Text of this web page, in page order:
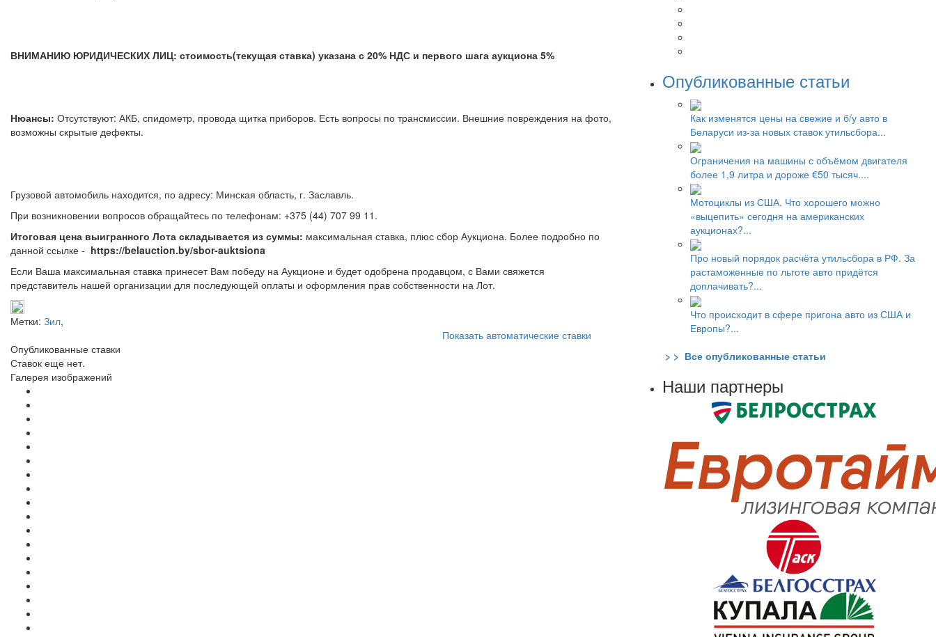
ВНИМАНИЮ ЮРИДИЧЕСКИХ ЛИЦ: стоимость(текущая ставка) указана с 20% НДС и первого шага аукциона 5%
Нюансы: Отсутствуют: АКБ, спидометр, провода щитка приборов. Есть вопросы по трансмиссии. Внешние повреждения на фото,
возможны скрытые дефекты.
Грузовой автомобиль находится, по адресу: Минская область, г. Заславль.
При возникновении вопросов обращайтесь по телефонам: +375 (44) 707 99 11.
Итоговая цена выигранного Лота складывается из суммы: максимальная ставка, плюс сбор Аукциона. Более подробно по
данной ссылке - https://belauction.by/sbor-auktsiona
Если Ваша максимальная ставка принесет Вам победу на Аукционе и будет одобрена продавцом, с Вами свяжется
представитель нашей организации для последующей оплаты и оформления прав собственности на Лот.
Метки: Зил,
Показать автоматические ставки
Опубликованные ставки
Ставок еще нет.
Галерея изображений
Опубликованные статьи
Как изменятся цены на свежие и б/у авто в
Беларуси из-за новых ставок утильсбора...
Ограничения на машины с объёмом двигателя
более 1,9 литра и дороже €50 тысяч....
Мотоциклы из США. Что хорошего можно
«выцепить» сегодня на американских
аукционах?...
Про новый порядок расчёта утильсбора в РФ. За
растаможенные по льготе авто придётся
доплачивать?...
Что происходит в сфере пригона авто из США и
Европы?...
> > Все опубликованные статьи
Наши партнеры